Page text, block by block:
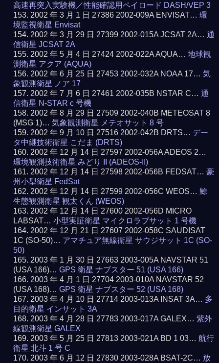
高速再突入実験機／性能確認用ペイロード DASH/VEP 3
2002 年 3 月 1 日 27386 2002-009A ENVISAT…環
境監視衛星 Envisat
2002 年 3 月 29 日 27399 2002-015A JCSAT 2A…通
信衛星 JCSAT 2A
2002 年 5 月 4 日 27424 2002-022A AQUA…地球観
測衛星 アクア (AQUA)
2002 年 6 月 25 日 27453 2002-032A NOAA 17…気
象観測衛星 ノア 17
2002 年 7 月 6 日 27461 2002-035B NSTAR C…通
信衛星 N-STAR c 号機
2002 年 8 月 29 日 27509 2002-040B METEOSAT 8
(MSG 1)…気象観測衛星 メテオサット 8 号
2002 年 9 月 10 日 27516 2002-042B DRTS… デー
タ中継技術衛星 こだま (DRTS)
2002 年 12 月 14 日 27597 2002-056A ADEOS 2…
環境観測技術衛星 みどり II (ADEOS-II)
2002 年 12 月 14 日 27598 2002-056B FEDSAT…豪
州小型衛星 FedSat
2002 年 12 月 14 日 27599 2002-056C WEOS…鯨
生態観測衛星 観太くん (WEOS)
2002 年 12 月 14 日 27600 2002-056D MICRO
LABSAT…小型実証衛星 マイクロラブサット 1 号機
2002 年 12 月 21 日 27607 2002-058C SAUDISAT
1C (SO-50)… アマチュア無線衛星 サウジサット 1C (SO-
50)
2003 年 1 月 30 日 27663 2003-005A NAVSTAR 51
(USA 166)…GPS 衛星 ナブスター 51 (USA 166)
2003 年 4 月 1 日 27704 2003-010A NAVSTAR 52
(USA 168)…GPS 衛星 ナブスター 52 (USA 168)
2003 年 4 月 10 日 27714 2003-013A INSAT 3A… 多
目的衛星 インサット 3A
2003 年 4 月 28 日 27783 2003-017A GALEX…紫外
線観測衛星 GALEX
2003 年 5 月 25 日 27813 2003-021A BD 1 03…航行
衛星 北斗 1 号 C
2003 年 6 月 12 日 27830 2003-028A BSAT-2C… 放